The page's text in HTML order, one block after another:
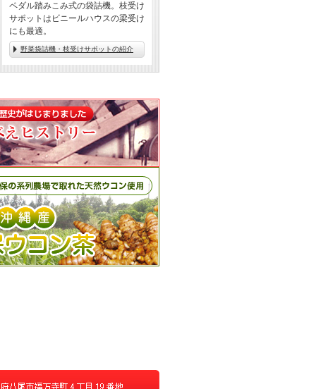
ペダル踏みこみ式の袋詰機。枝受け
サポットはビニールハウスの梁受け
にも最適。
野菜袋詰機・枝受けサポットの紹介